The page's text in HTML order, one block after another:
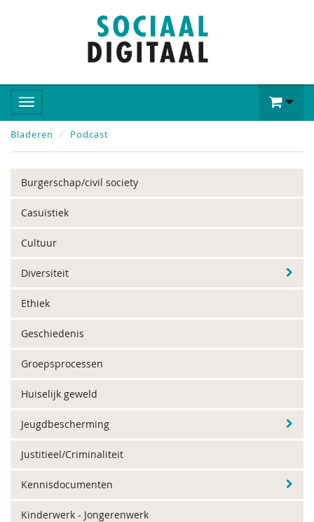
Bladeren Podcast
Burgerschap/civil society
Casuïstiek
Cultuur
Diversiteit
Ethiek
Geschiedenis
Groepsprocessen
Huiselijk geweld
Jeugdbescherming
Justitieel/Criminaliteit
Kennisdocumenten
Kinderwerk - Jongerenwerk